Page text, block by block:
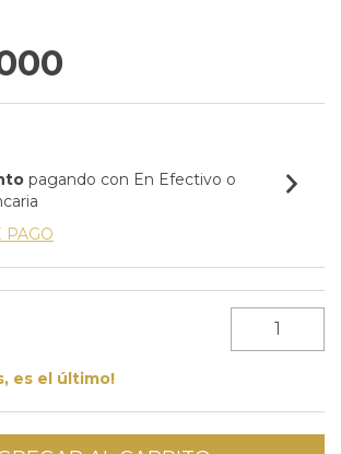
pagando con En Efectivo o
PAGO
es el último!